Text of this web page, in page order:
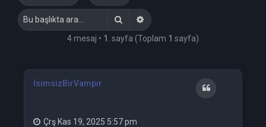
Gelişmiş arama
4 mesaj • 1 . sayfa (Toplam 1 sayfa)
İsimsizBirVampir Alıntı
Çrş Kas 19, 2025 5:57 pm